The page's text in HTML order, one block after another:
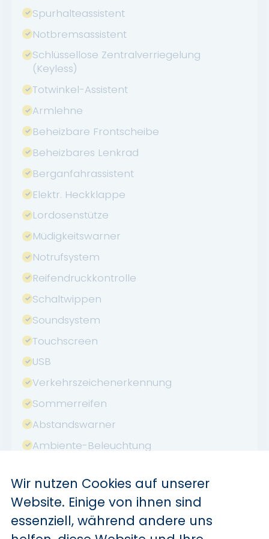
Spurhalteassistent
Notbremsassistent
Schlüssellose Zentralverriegelung
(Keyless)
Totwinkel-Assistent
Armlehne
Beheizbare Frontscheibe
Beheizbares Lenkrad
Berganfahrassistent
Elektr. Heckklappe
Lordosenstütze
Müdigkeitswarner
Notrufsystem
Reifendruckkontrolle
Schaltwippen
Soundsystem
Touchscreen
USB
Verkehrszeichenerkennung
Sommerreifen
Abstandswarner
Ambiente-Beleuchtung
Android Auto
Volldigitales Kombiinstrument
Induktionsladen für Smartphones
Wir nutzen Cookies auf unserer
Website. Einige von ihnen sind
essenziell, während andere uns